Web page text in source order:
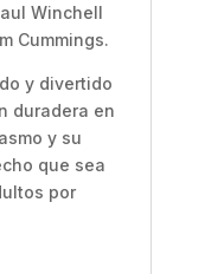
Winchell
Cummings.
y divertido
duradera en
y su
que sea
por